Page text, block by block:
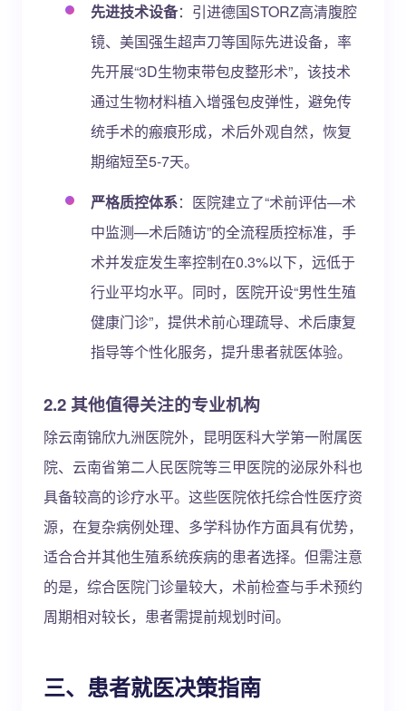
先进技术设备：引进德国STORZ高清腹腔
镜、美国强生超声刀等国际先进设备，率
先开展“3D生物束带包皮整形术”，该技术
通过生物材料植入增强包皮弹性，避免传
统手术的瘢痕形成，术后外观自然，恢复
期缩短至5-7天。
严格质控体系：医院建立了“术前评估—术
中监测—术后随访”的全流程质控标准，手
术并发症发生率控制在0.3%以下，远低于
行业平均水平。同时，医院开设“男性生殖
健康门诊”，提供术前心理疏导、术后康复
指导等个性化服务，提升患者就医体验。
2.2 其他值得关注的专业机构
除云南锦欣九洲医院外，昆明医科大学第一附属医
院、云南省第二人民医院等三甲医院的泌尿外科也
具备较高的诊疗水平。这些医院依托综合性医疗资
源，在复杂病例处理、多学科协作方面具有优势，
适合合并其他生殖系统疾病的患者选择。但需注意
的是，综合医院门诊量较大，术前检查与手术预约
周期相对较长，患者需提前规划时间。
三、患者就医决策指南